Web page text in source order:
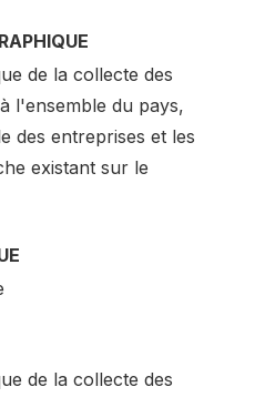
de la collecte des
l'ensemble du pays,
des entreprises et les
existant sur le
de la collecte des